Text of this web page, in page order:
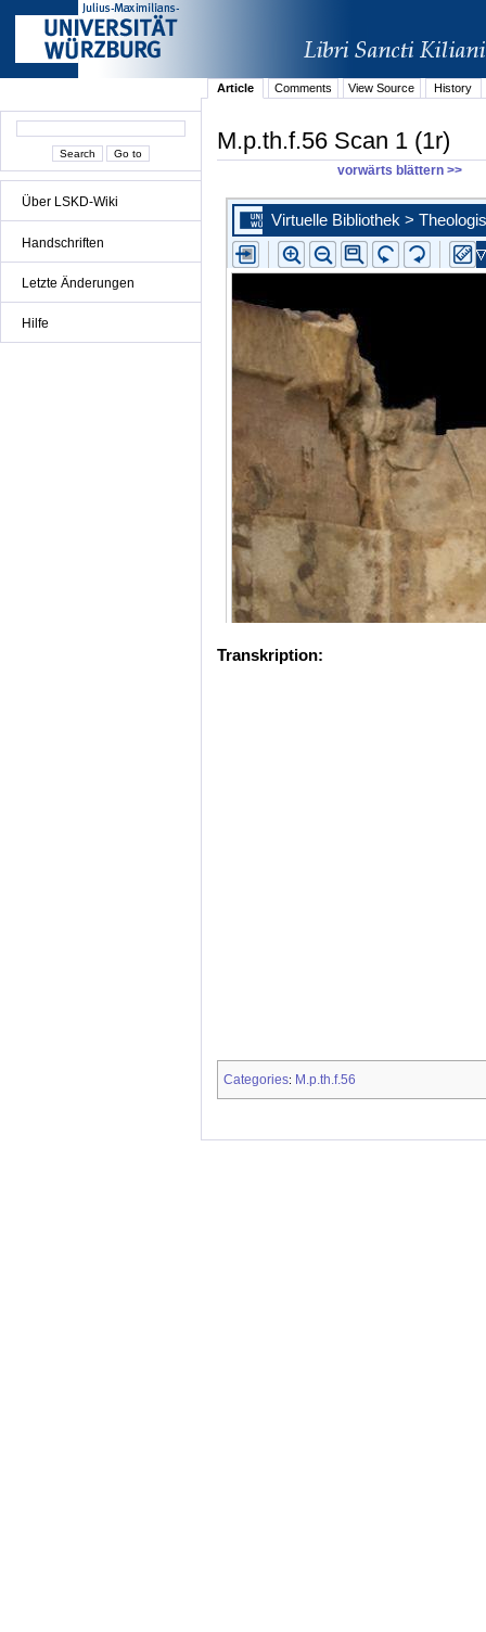
Über LSKD-Wiki
Handschriften
Letzte Änderungen
Hilfe
Article Comments View Source History
M.p.th.f.56 Scan 1 (1r)
vorwärts blättern >>
Transkription:
Categories: M.p.th.f.56